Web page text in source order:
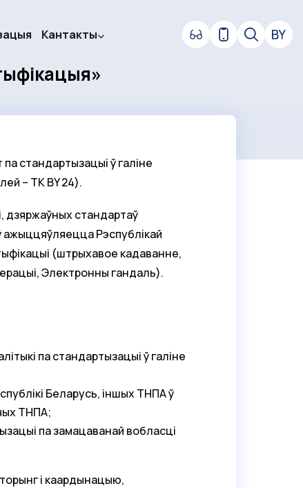
Кантакты
стандартызацыі ў галіне
– ТК BY 24).
дзяржаўных стандартаў
ажыццяўляецца Рэспублікай
(штрыхавое кадаванне,
Электронны гандаль).
па стандартызацыі ў галіне
Беларусь, іншых ТНПА ў
ТНПА;
па замацаванай вобласці
і каардынацыю,